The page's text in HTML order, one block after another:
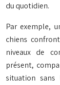
du quotidien.
Par exemple,
chiens
niveaux de
présent,
situation sans